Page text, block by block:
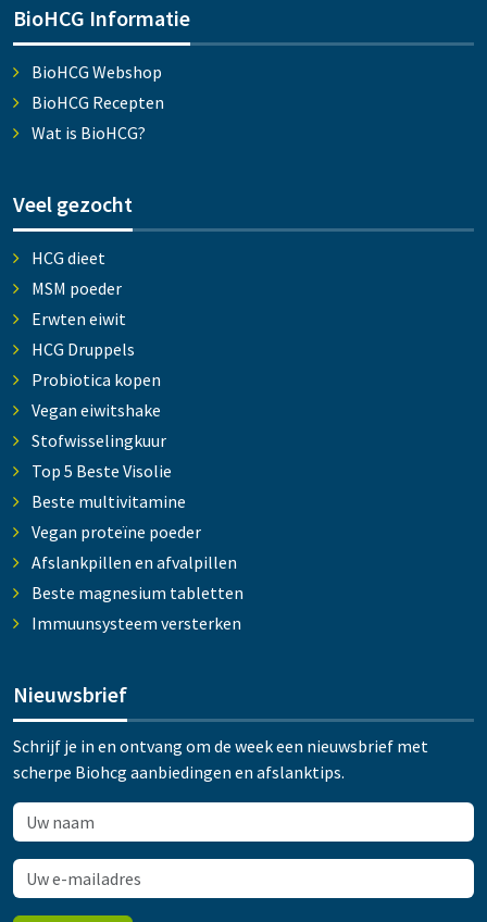
BioHCG Informatie
BioHCG Webshop
BioHCG Recepten
Wat is BioHCG?
Veel gezocht
HCG dieet
MSM poeder
Erwten eiwit
HCG Druppels
Probiotica kopen
Vegan eiwitshake
Stofwisselingkuur
Top 5 Beste Visolie
Beste multivitamine
Vegan proteïne poeder
Afslankpillen en afvalpillen
Beste magnesium tabletten
Immuunsysteem versterken
Nieuwsbrief
Schrijf je in en ontvang om de week een nieuwsbrief met
scherpe Biohcg aanbiedingen en afslanktips.